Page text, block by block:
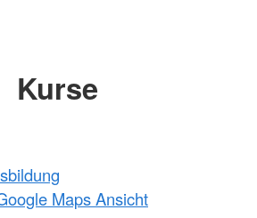
Kurse
Maps Ansicht